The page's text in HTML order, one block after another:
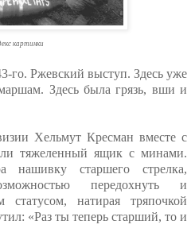
картинки
го. Ржевский выступ. Здесь уже
Здесь была грязь, вши и
Хельмут Кресман вместе с
тяжеленный ящик с минами.
нашивку старшего стрелка,
передохнуть и
статусом, натирая тряпочкой
«Раз ты теперь старший, то и